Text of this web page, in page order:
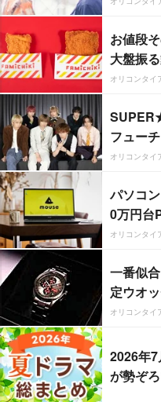
お値段
大盤振
オリコンタイ
フュー
オリコンタイ
パソコ
0万円台
オリコンタイ
一番似
定ウオ
オリコンタイ
2026年
が勢ぞろ